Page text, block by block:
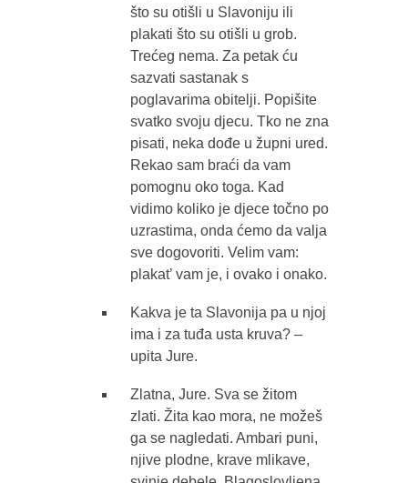
što su otišli u Slavoniju ili
plakati što su otišli u grob.
Trećeg nema. Za petak ću
sazvati sastanak s
poglavarima obitelji. Popišite
svatko svoju djecu. Tko ne zna
pisati, neka dođe u župni ured.
Rekao sam braći da vam
pomognu oko toga. Kad
vidimo koliko je djece točno po
uzrastima, onda ćemo da valja
sve dogovoriti. Velim vam:
plakat’ vam je, i ovako i onako.
Kakva je ta Slavonija pa u njoj
ima i za tuđa usta kruva? –
upita Jure.
Zlatna, Jure. Sva se žitom
zlati. Žita kao mora, ne možeš
ga se nagledati. Ambari puni,
njive plodne, krave mlikave,